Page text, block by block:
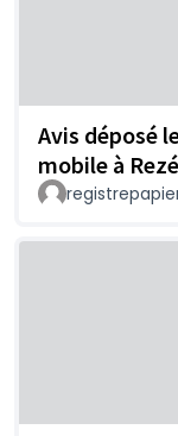
Avis déposé
mobile à